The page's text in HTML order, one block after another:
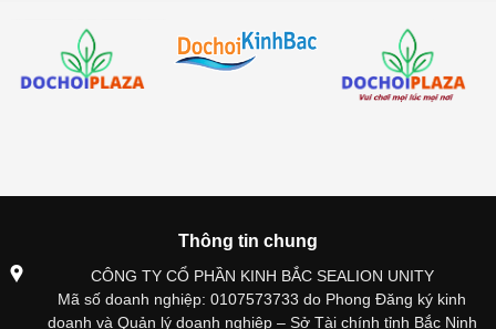
Thông tin chung
CÔNG TY CỔ PHẦN KINH BẮC SEALION UNITY
Mã số doanh nghiệp: 0107573733 do Phong Đăng ký kinh
doanh và Quản lý doanh nghiệp – Sở Tài chính tỉnh Bắc Ninh